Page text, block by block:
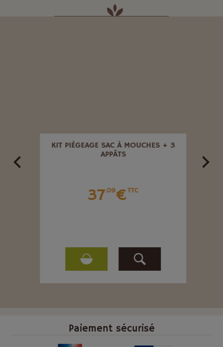
KIT PIÈGEAGE SAC À MOUCHES + 3
APPÂTS
37.09€TTC
Paiement sécurisé